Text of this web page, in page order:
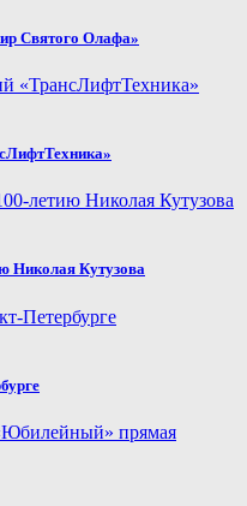
Святого Олафа»
Николая Кутузова